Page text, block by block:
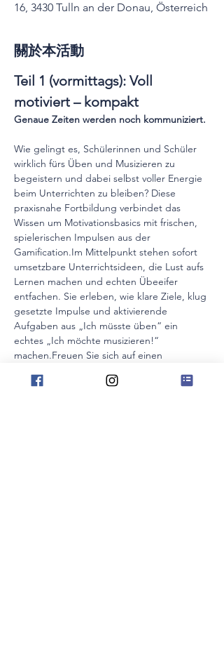
16, 3430 Tulln an der Donau, Österreich
關於本活動
Teil 1 (vormittags): Voll
motiviert – kompakt
Genaue Zeiten werden noch kommuniziert.
Wie gelingt es, Schülerinnen und Schüler
wirklich fürs Üben und Musizieren zu
begeistern und dabei selbst voller Energie
beim Unterrichten zu bleiben? Diese
praxisnahe Fortbildung verbindet das
Wissen um Motivationsbasics mit frischen,
spielerischen Impulsen aus der
Gamification.Im Mittelpunkt stehen sofort
umsetzbare Unterrichtsideen, die Lust aufs
Lernen machen und echten Übeeifer
entfachen. Sie erleben, wie klare Ziele, klug
gesetzte Impulse und aktivierende
Aufgaben aus „Ich müsste üben“ ein
echtes „Ich möchte musizieren!“
machen.Freuen Sie sich auf einen
Ideen, praktischer Werkzeuge und neuer